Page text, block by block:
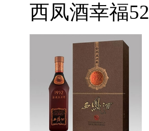
西凤酒幸福52